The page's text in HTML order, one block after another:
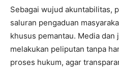
Sebagai wujud akuntabilitas,
saluran pengaduan
khusus pemantau. Media
melakukan peliputan tanpa
proses hukum, agar